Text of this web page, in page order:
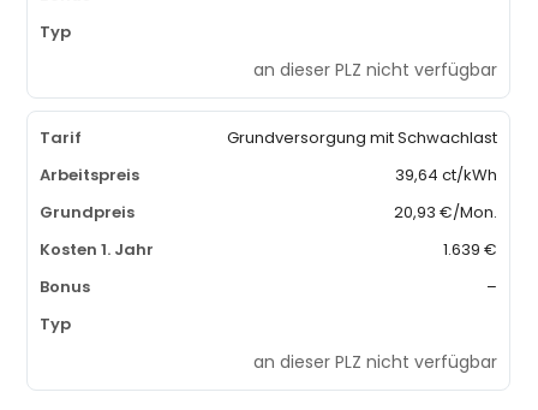
an dieser PLZ nicht verfügbar
Grundversorgung mit Schwachlast
39,64 ct/kWh
20,93 €/Mon.
1.639 €
–
an dieser PLZ nicht verfügbar